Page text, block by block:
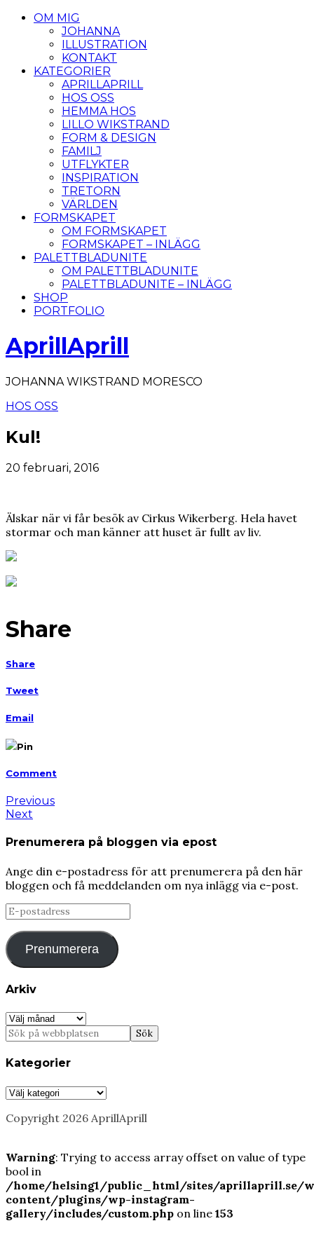
OM MIG
JOHANNA
ILLUSTRATION
KONTAKT
KATEGORIER
APRILLAPRILL
HOS OSS
HEMMA HOS
LILLO WIKSTRAND
FORM & DESIGN
FAMILJ
UTFLYKTER
INSPIRATION
TRETORN
VÄRLDEN
FORMSKAPET
OM FORMSKAPET
FORMSKAPET – INLÄGG
PALETTBLADUNITE
OM PALETTBLADUNITE
PALETTBLADUNITE – INLÄGG
SHOP
PORTFOLIO
AprillAprill
JOHANNA WIKSTRAND MORESCO
HOS OSS
Kul!
20 februari, 2016
Älskar när vi får besök av Cirkus Wikerberg. Hela havet
stormar och man känner att huset är fullt av liv.
Share
Share
Tweet
Email
Pin
Comment
Previous
Next
Prenumerera på bloggen via epost
Ange din e-postadress för att prenumerera på den här
bloggen och få meddelanden om nya inlägg via e-post.
E-
postadress
Prenumerera
Arkiv
Arkiv
Kategorier
Kategorier
Copyright 2026 AprillAprill
Warning: Trying to access array offset on value of type
bool in
/home/helsing1/public_html/sites/aprillaprill.se/
content/plugins/wp-instagram-
gallery/includes/custom.php on line 153